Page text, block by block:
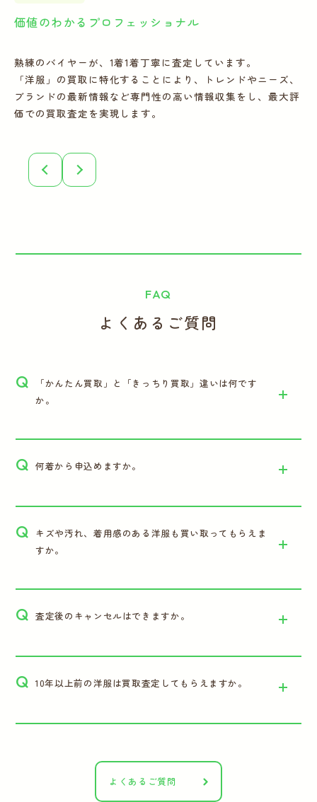
価値のわかるプロフェッショナル
熟練のバイヤーが、1着1着丁寧に査定しています。
「洋服」の買取に特化することにより、トレンドやニーズ、
ブランドの最新情報など専門性の高い情報収集をし、最大評
価での買取査定を実現します。
FAQ
よくあるご質問
Q
「かんたん買取」と「きっちり買取」違いは何です
か。
Q 何着から申込めますか。
Q キズや汚れ、着用感のある洋服も買い取ってもらえま
すか。
Q 査定後のキャンセルはできますか。
Q 10年以上前の洋服は買取査定してもらえますか。
よくあるご質問